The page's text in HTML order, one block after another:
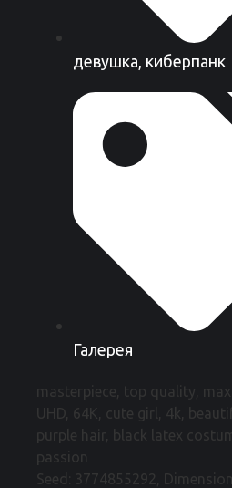
девушка киберпанк
Галерея
masterpiece, top quality,
UHD, 64K, cute girl, 4k,
purple hair, black latex
passion
Seed: 3774855292,